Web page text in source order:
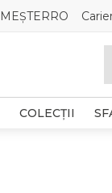
MEȘTERRO
COLECȚII